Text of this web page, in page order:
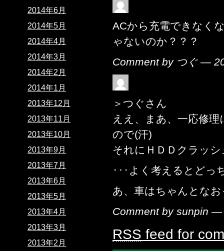
ACから充電できなく
ゃないのか？？？
Comment by つぐ —
＞つぐさん
ええ、まあ、一応修
ので(汗)
それにＨＤＤクラッ
･･･よく考えるとどっ
あ、車はちゃんとな
Comment by sunpin
RSS feed for
2014年6月
2014年5月
2014年4月
2014年3月
2014年2月
2014年1月
2013年12月
2013年11月
2013年10月
2013年9月
2013年7月
2013年6月
2013年5月
2013年4月
2013年3月
2013年2月